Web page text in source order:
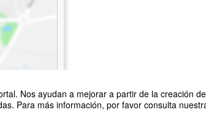
Nos ayudan a mejorar a partir de la creación
Para más información, por favor consulta